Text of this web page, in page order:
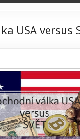
USA versus